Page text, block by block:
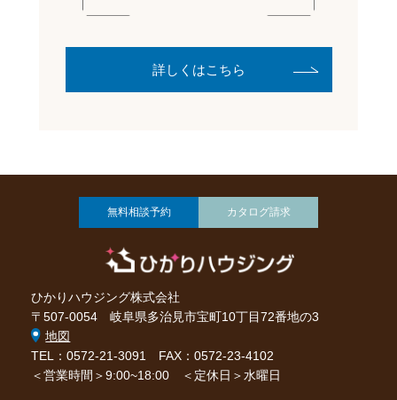
詳しくはこちら
ひかりハウジング株式会社
〒507-0054 岐阜県多治見市宝町10丁目72番地の3
地図
TEL：0572-21-3091
FAX：0572-23-4102
＜営業時間＞9:00~18:00 ＜定休日＞水曜日
無料相談予約 カタログ請求